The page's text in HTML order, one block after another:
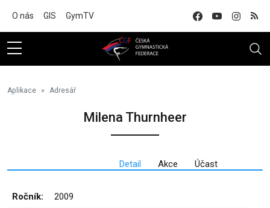
O nás GIS GymTV
Aplikace Adresář
Milena Thurnheer
Detail Akce Účast
Ročník: 2009